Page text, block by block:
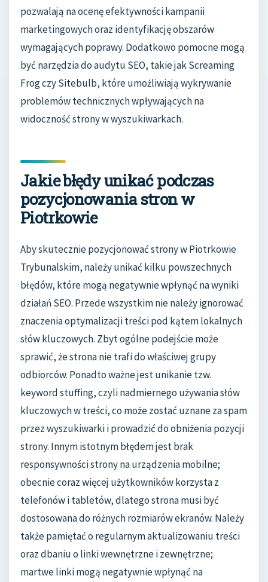
pozwalają na ocenę efektywności kampanii
marketingowych oraz identyfikację obszarów
wymagających poprawy. Dodatkowo pomocne mogą
być narzędzia do audytu SEO, takie jak Screaming
Frog czy Sitebulb, które umożliwiają wykrywanie
problemów technicznych wpływających na
widoczność strony w wyszukiwarkach.
Jakie błędy unikać podczas
pozycjonowania stron w
Piotrkowie
Aby skutecznie pozycjonować strony w Piotrkowie
Trybunalskim, należy unikać kilku powszechnych
błędów, które mogą negatywnie wpłynąć na wyniki
działań SEO. Przede wszystkim nie należy ignorować
znaczenia optymalizacji treści pod kątem lokalnych
słów kluczowych. Zbyt ogólne podejście może
sprawić, że strona nie trafi do właściwej grupy
odbiorców. Ponadto ważne jest unikanie tzw.
keyword stuffing, czyli nadmiernego używania słów
kluczowych w treści, co może zostać uznane za spam
przez wyszukiwarki i prowadzić do obniżenia pozycji
strony. Innym istotnym błędem jest brak
responsywności strony na urządzenia mobilne;
obecnie coraz więcej użytkowników korzysta z
telefonów i tabletów, dlatego strona musi być
dostosowana do różnych rozmiarów ekranów. Należy
także pamiętać o regularnym aktualizowaniu treści
oraz dbaniu o linki wewnętrzne i zewnętrzne;
martwe linki mogą negatywnie wpłynąć na